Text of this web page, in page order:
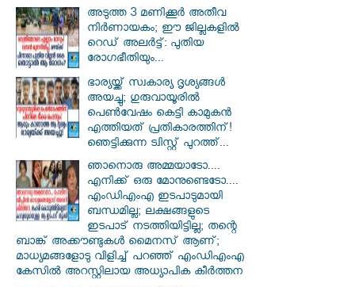
അടുത്ത 3 മണിക്കൂർ അതീവ
നിർണായകം; ഈ ജില്ലകളിൽ
റെഡ് അലർട്ട്: പുതിയ
രോഗഭീതിയും...
ഭാര്യയ്ക്ക് സ്വകാര്യ ദൃശ്യങ്ങൾ
അയച്ചു; ഗുരുവായൂരിൽ
പെൺവേഷം കെട്ടി കാമുകൻ
എത്തിയത് പ്രതികാരത്തിന്!
ഞെട്ടിക്കുന്ന ട്വിസ്റ്റ് പുറത്ത്...
ഞാനൊരു അമ്മയാടോ....
എനിക്ക് ഒരു മോനുണ്ടെടോ....
എംഡിഎംഎ ഇടപാടുമായി
ബന്ധമില്ല; ലക്ഷങ്ങളുടെ
ഇടപാട് നടത്തിയിട്ടില്ല; തന്റെ
ബാങ്ക് അക്കൗണ്ടുകൾ മൈനസ് ആണ്;
മാധ്യമങ്ങളോടു വിളിച്ച് പറഞ്ഞ് എംഡിഎംഎ
കേസിൽ അറസ്റ്റിലായ അധ്യാപിക കീർത്തന